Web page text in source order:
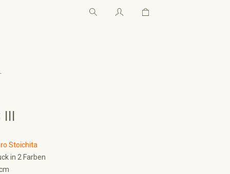
Warenkorb enthält 0
III
Stoichita
in 2 Farben